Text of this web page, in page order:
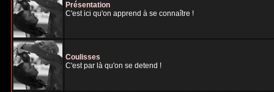
Présentation
C'est ici qu'on apprend à se connaître !
Coulisses
C'est par là qu'on se detend !